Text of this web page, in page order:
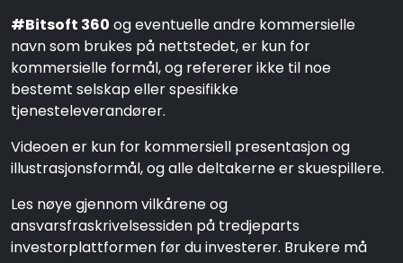
#Bitsoft 360 og eventuelle andre kommersielle
navn som brukes på nettstedet, er kun for
kommersielle formål, og refererer ikke til noe
bestemt selskap eller spesifikke
tjenesteleverandører.
Videoen er kun for kommersiell presentasjon og
illustrasjonsformål, og alle deltakerne er skuespillere.
Les nøye gjennom vilkårene og
ansvarsfraskrivelsessiden på tredjeparts
investorplattformen før du investerer. Brukere må